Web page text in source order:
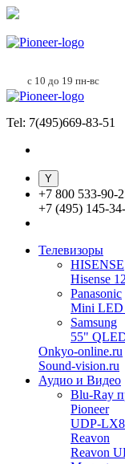
с 10 до 19 пн-вс
Tel: 7(495)669-83-51
+7 800 533-90-
+7 (495) 145-
Телевизоры
HISENSE
Hisense
Panasonic
Mini LED
Samsung
55"
Onkyo-online.ru
Sound-vision.ru
Аудио и Видео
Blu-Ray
Pioneer
UDP-
Reavon
Reavon